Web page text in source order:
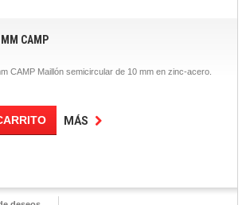
CAMP
CAMP Maillón semicircular de 10 mm en zinc-acero.
MÁS